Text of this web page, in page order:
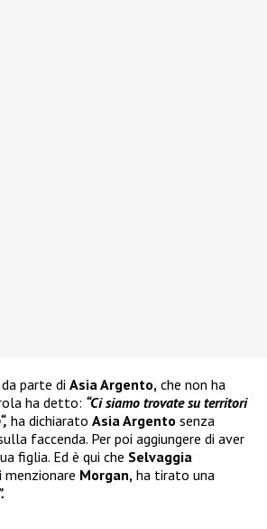
parte di Asia Argento, che non ha
ha detto: “Ci siamo trovate su territori
ha dichiarato Asia Argento senza
faccenda. Per poi aggiungere di aver
figlia. Ed è qui che Selvaggia
menzionare Morgan, ha tirato una